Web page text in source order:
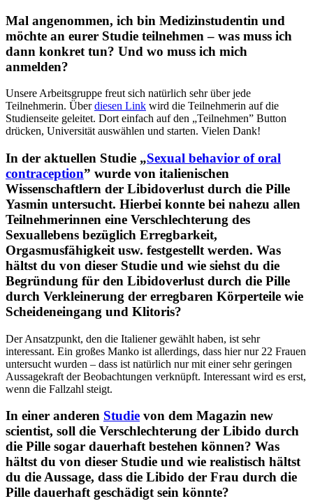
Mal angenommen, ich bin Medizinstudentin und
möchte an eurer Studie teilnehmen – was muss ich
dann konkret tun? Und wo muss ich mich
anmelden?
Unsere Arbeitsgruppe freut sich natürlich sehr über jede
Teilnehmerin. Überdiesen Link wird die Teilnehmerin auf die
Studienseite geleitet. Dort einfach auf den „Teilnehmen” Button
drücken, Universität auswählen und starten. Vielen Dank!
In der aktuellen Studie „Sexual behavior of oral
contraception” wurde von italienischen
Wissenschaftlern der Libidoverlust durch die Pille
Yasmin untersucht. Hierbei konnte bei nahezu allen
Teilnehmerinnen eine Verschlechterung des
Sexuallebens bezüglich Erregbarkeit,
Orgasmusfähigkeit usw. festgestellt werden. Was
hältst du von dieser Studie und wie siehst du die
Begründung für den Libidoverlust durch die Pille
durch Verkleinerung der erregbaren Körperteile wie
Scheideneingang und Klitoris?
Der Ansatzpunkt, den die Italiener gewählt haben, ist sehr
interessant. Ein großes Manko ist allerdings, dass hier nur 22 Frauen
untersucht wurden – dass ist natürlich nur mit einer sehr geringen
Aussagekraft der Beobachtungen verknüpft. Interessant wird es erst,
wenn die Fallzahl steigt.
In einer anderen Studie von dem Magazin new
scientist, soll die Verschlechterung der Libido durch
die Pille sogar dauerhaft bestehen können? Was
hältst du von dieser Studie und wie realistisch hältst
du die Aussage, dass die Libido der Frau durch die
Pille dauerhaft geschädigt sein könnte?